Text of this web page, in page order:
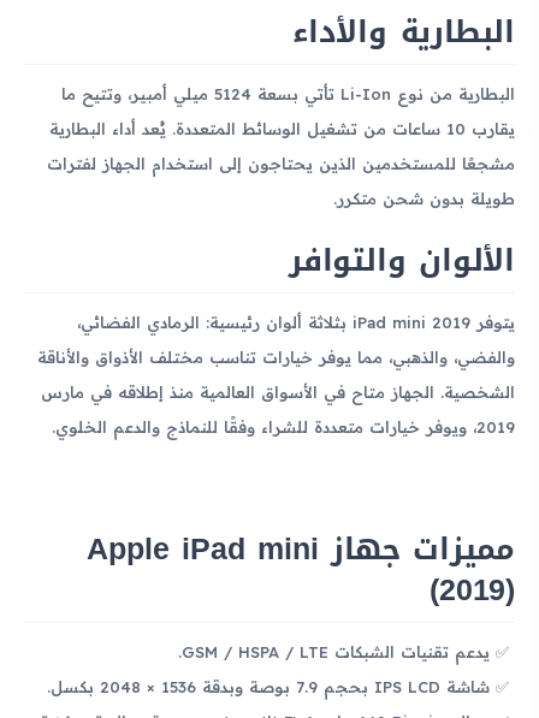
البطارية والأداء
البطارية من نوع Li-Ion تأتي بسعة 5124 ميلي أمبير، وتتيح ما
يقارب 10 ساعات من تشغيل الوسائط المتعددة. يُعد أداء البطارية
مشجعًا للمستخدمين الذين يحتاجون إلى استخدام الجهاز لفترات
طويلة بدون شحن متكرر.
الألوان والتوافر
يتوفر iPad mini 2019 بثلاثة ألوان رئيسية: الرمادي الفضائي،
والفضي، والذهبي، مما يوفر خيارات تناسب مختلف الأذواق والأناقة
الشخصية. الجهاز متاح في الأسواق العالمية منذ إطلاقه في مارس
2019، ويوفر خيارات متعددة للشراء وفقًا للنماذج والدعم الخلوي.
مميزات جهاز Apple iPad mini
(2019)
يدعم تقنيات الشبكات GSM / HSPA / LTE.
شاشة IPS LCD بحجم 7.9 بوصة وبدقة 1536 × 2048 بكسل.